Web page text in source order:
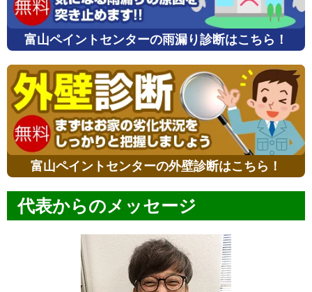
富山ペイントセンターの雨漏り診断はこちら！
富山ペイントセンターの外壁診断はこちら！
代表からのメッセージ